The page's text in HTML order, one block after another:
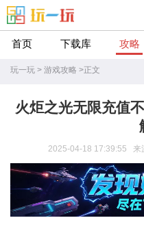
首页 下载库 攻略
玩一玩 > 游戏攻略 >正文
火炬之光无限充值
2025-04-18 17:39:55 来